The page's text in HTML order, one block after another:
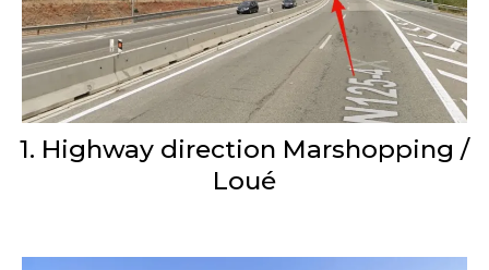
1. Highway direction Marshopping /
Loué